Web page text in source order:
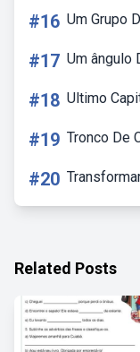
#16 Um Grupo
#17 Um ângulo
#18 Ultimo
#19 Tronco De
#20
Related Posts